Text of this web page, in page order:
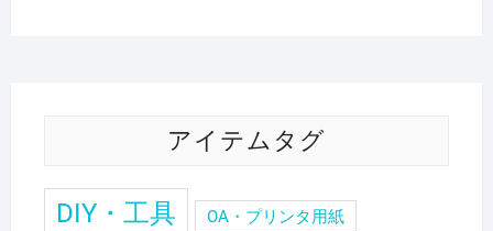
アイテムタグ
DIY・工具 OA・プリンタ用紙